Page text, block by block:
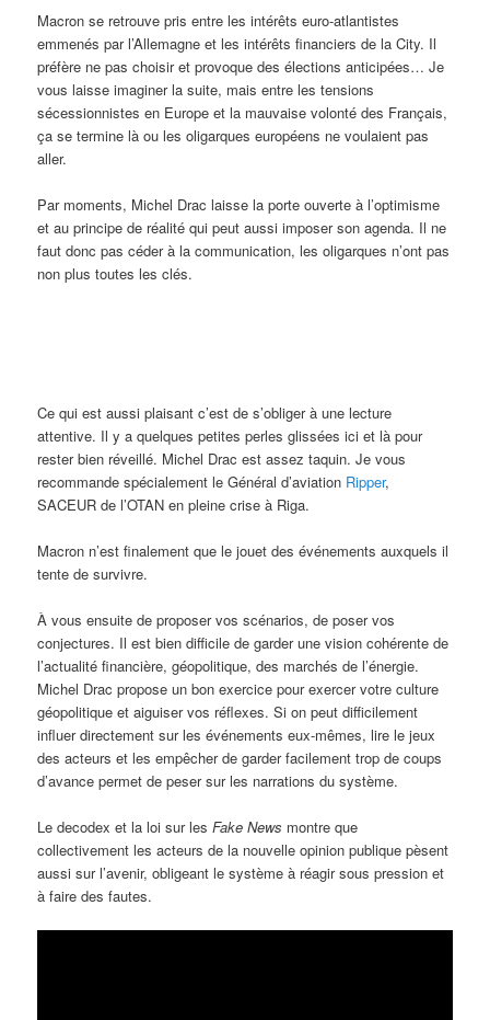
Macron se retrouve pris entre les intérêts euro-atlantistes
emmenés par l’Allemagne et les intérêts financiers de la City. Il
préfère ne pas choisir et provoque des élections anticipées… Je
vous laisse imaginer la suite, mais entre les tensions
sécessionnistes en Europe et la mauvaise volonté des Français,
ça se termine là ou les oligarques européens ne voulaient pas
aller.
Par moments, Michel Drac laisse la porte ouverte à l’optimisme
et au principe de réalité qui peut aussi imposer son agenda. Il ne
faut donc pas céder à la communication, les oligarques n’ont pas
non plus toutes les clés.
Ce qui est aussi plaisant c’est de s’obliger à une lecture
attentive. Il y a quelques petites perles glissées ici et là pour
rester bien réveillé. Michel Drac est assez taquin. Je vous
recommande spécialement le Général d’aviation Ripper,
SACEUR de l’OTAN en pleine crise à Riga.
Macron n’est finalement que le jouet des événements auxquels il
tente de survivre.
À vous ensuite de proposer vos scénarios, de poser vos
conjectures. Il est bien difficile de garder une vision cohérente de
l’actualité financière, géopolitique, des marchés de l’énergie.
Michel Drac propose un bon exercice pour exercer votre culture
géopolitique et aiguiser vos réflexes. Si on peut difficilement
influer directement sur les événements eux-mêmes, lire le jeux
des acteurs et les empêcher de garder facilement trop de coups
d’avance permet de peser sur les narrations du système.
Le decodex et la loi sur lesFake News montre que
collectivement les acteurs de la nouvelle opinion publique pèsent
aussi sur l’avenir, obligeant le système à réagir sous pression et
à faire des fautes.